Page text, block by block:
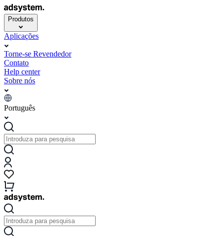
Produtos
Aplicações
Torne-se Revendedor
Contato
Help center
Sobre nós
Português